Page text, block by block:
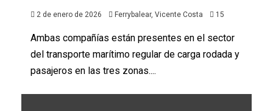
2 de enero de 2026 Ferrybalear, Vicente Costa 15
Ambas compañías están presentes en el sector
del transporte marítimo regular de carga rodada y
pasajeros en las tres zonas....